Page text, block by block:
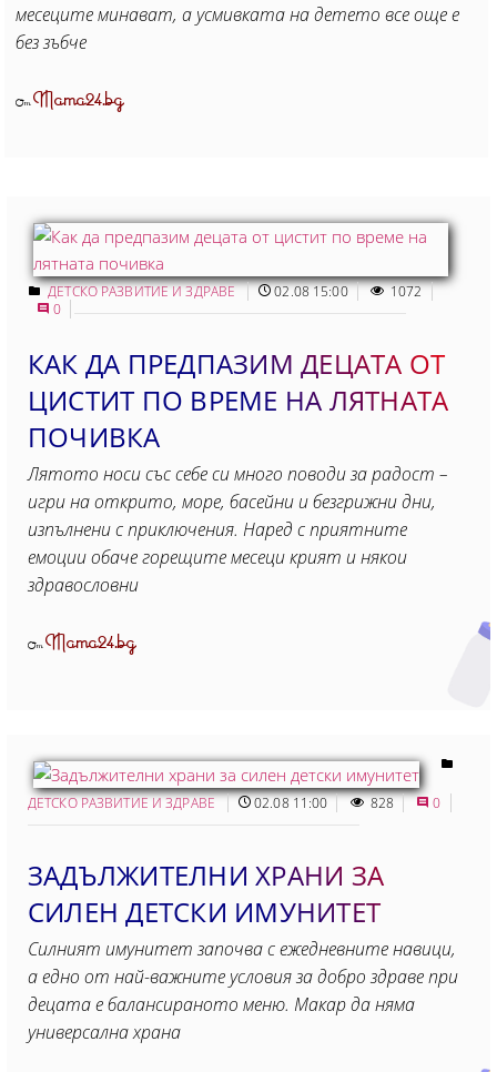
месеците минават, а усмивката на детето все още е
без зъбче
ОтMama24.bg
ДЕТСКО РАЗВИТИЕ И ЗДРАВЕ 02.08 15:00
1072
0
КАК ДА ПРЕДПАЗИМ ДЕЦАТА ОТ
ЦИСТИТ ПО ВРЕМЕ НА ЛЯТНАТА
ПОЧИВКА
Лятото носи със себе си много поводи за радост –
игри на открито, море, басейни и безгрижни дни,
изпълнени с приключения. Наред с приятните
емоции обаче горещите месеци крият и някои
здравословни
ОтMama24.bg
ДЕТСКО РАЗВИТИЕ И ЗДРАВЕ 02.08 11:00 828 0
ЗАДЪЛЖИТЕЛНИ ХРАНИ ЗА
СИЛЕН ДЕТСКИ ИМУНИТЕТ
Силният имунитет започва с ежедневните навици,
а едно от най-важните условия за добро здраве при
децата е балансираното меню. Макар да няма
универсална храна